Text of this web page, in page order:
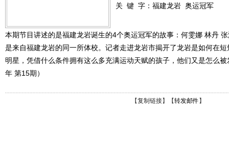
关 键 字： 福建龙岩 奥运冠军
本期节目讲述的是福建龙岩诞生的4个奥运冠军的故事：何雯娜 林丹
是来自福建龙岩的同一所体校。记者走进龙岩市揭开了龙岩是如何在
明星，凭借什么条件拥有这么多充满运动天赋的孩子，他们又是怎么
年 第15期）
【复制链接】【转发邮件 】